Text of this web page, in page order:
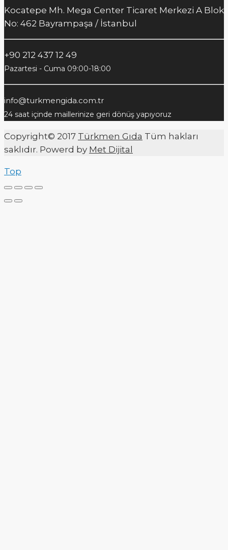
Kocatepe Mh. Mega Center Ticaret Merkezi A Blok
No: 462 Bayrampaşa / İstanbul
+90 212 437 12 49
Pazartesi - Cuma 09:00-18:00
info@turkmengida.com.tr
24 saat içinde maillerinize geri dönüş yapıyoruz
Copyright© 2017 Türkmen Gıda Tüm hakları
saklıdır. Powerd by Met Dijital
Top